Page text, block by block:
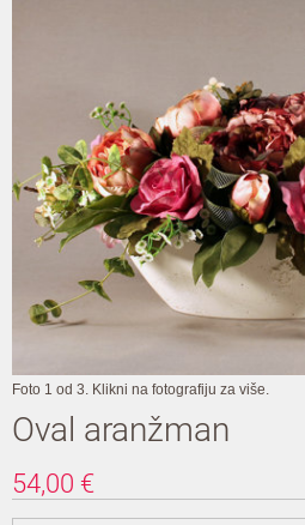
Foto 1 od 3. Klikni na fotografiju za više.
Oval aranžman
54,00 €